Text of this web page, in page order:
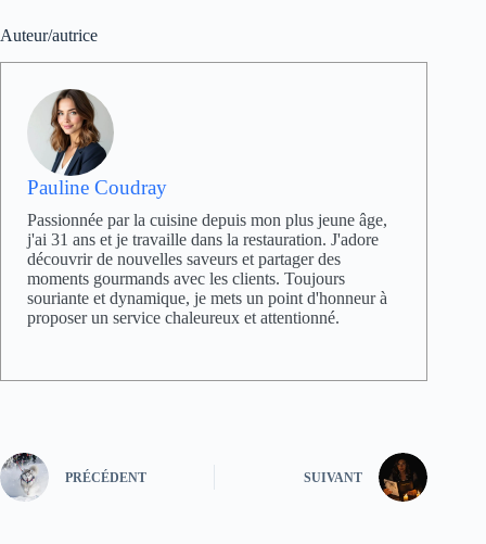
Auteur/autrice
Pauline Coudray
Passionnée par la cuisine depuis mon plus jeune âge,
j'ai 31 ans et je travaille dans la restauration. J'adore
découvrir de nouvelles saveurs et partager des
moments gourmands avec les clients. Toujours
souriante et dynamique, je mets un point d'honneur à
proposer un service chaleureux et attentionné.
PRÉCÉDENT SUIVANT